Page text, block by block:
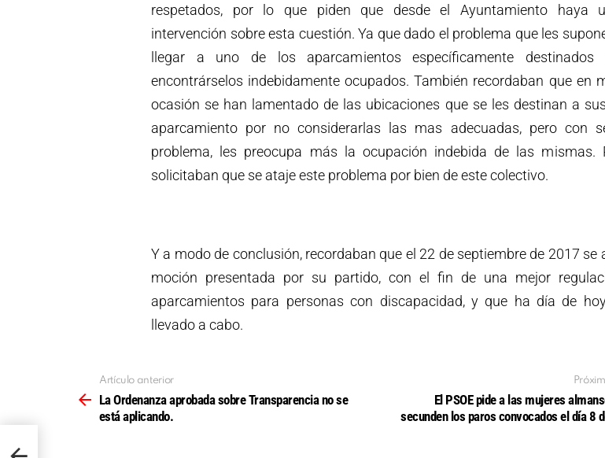
respetados, por lo que piden que desde el Ayuntamiento haya
intervención sobre esta cuestión. Ya que dado el problema que les
llegar a uno de los aparcamientos específicamente
encontrárselos indebidamente ocupados. También recordaban que en
ocasión se han lamentado de las ubicaciones que se les destinan a
aparcamiento por no considerarlas las mas adecuadas, pero con
problema, les preocupa más la ocupación indebida de las mismas.
solicitaban que se ataje este problema por bien de este colectivo.
Y a modo de conclusión, recordaban que el 22 de septiembre de 2017 se
moción presentada por su partido, con el fin de una mejor
aparcamientos para personas con discapacidad, y que ha día de
llevado a cabo.
más
Artículo anterior
La Ordenanza aprobada sobre Transparencia no se
está aplicando.
El PSOE pide a las mujeres
secunden los paros convocados el día 8